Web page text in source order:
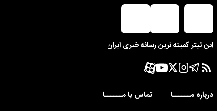
این تیتر کمینه ترین رسانه خبری ایران
درباره مــــــا
تماس با مــــــا